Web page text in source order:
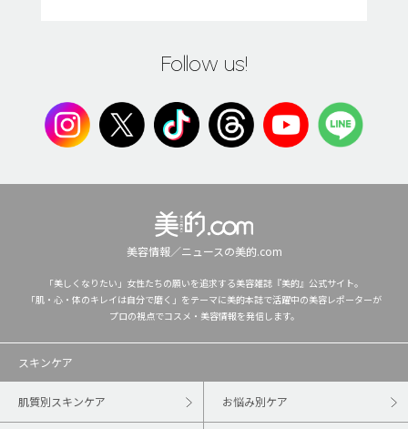
Follow us!
美容情報／ニュースの美的.com
「美しくなりたい」女性たちの願いを追求する美容雑誌『美的』公式サイト。
「肌・心・体のキレイは自分で磨く」をテーマに美的本誌で活躍中の美容レポーターが
プロの視点でコスメ・美容情報を発信します。
スキンケア
肌質別スキンケア お悩み別ケア